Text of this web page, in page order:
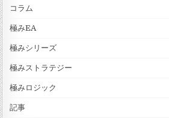
コラム
極みEA
極みシリーズ
極みストラテジー
極みロジック
記事